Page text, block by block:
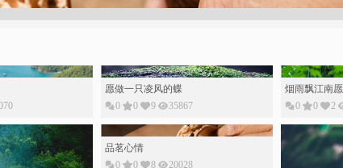
愿做一只凌风的蝶
0
0 9 35867
烟雨飘江南
0
0 2
品茗心情
0
0 8 20028